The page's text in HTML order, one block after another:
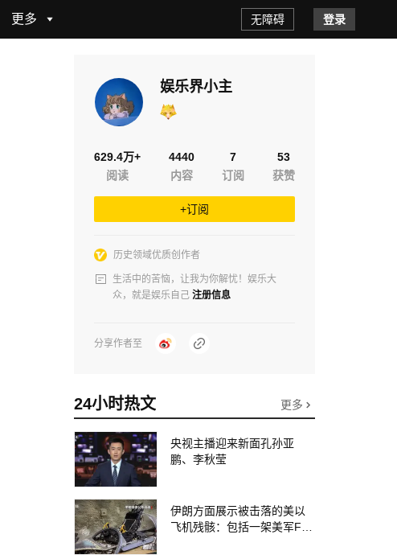
更多 登录
无障碍
娱乐界小主
629.4万+
阅读
4440
内容
7
订阅
53
获赞
+订阅
历史领域优质创作者
生活中的苦恼，让我为你解忧！娱乐大
众，就是娱乐自己 注册信息
分享作者至
24小时热文 更多
央视主播迎来新面孔孙亚
鹏、李秋莹
伊朗方面展示被击落的美以
飞机残骸：包括一架美军F-1